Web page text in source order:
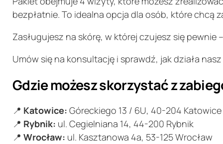
bezpłatnie. To idealna opcja dla osób, które chcą
Zasługujesz na skórę, w której czujesz się
Umów się na konsultację i sprawdź, jak działa
Gdzie możesz skorzystać z
📍 Katowice: Góreckiego 13 / 6U, 40-204 Katowice
📍 Rybnik: ul. Cegielniana 14, 44-200 Rybnik
📍Wrocław: ul. Kasztanowa 4a, 53-125 Wrocław